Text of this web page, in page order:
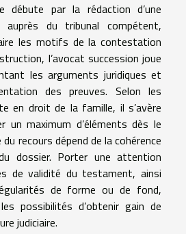
débute par la rédaction d’une
auprès du tribunal compétent,
les motifs de la contestation
l’avocat succession joue
les arguments juridiques et
des preuves. Selon les
en droit de la famille, il s’avère
un maximum d’éléments dès le
recours dépend de la cohérence
dossier. Porter une attention
de validité du testament, ainsi
de forme ou de fond,
possibilités d’obtenir gain de
judiciaire.